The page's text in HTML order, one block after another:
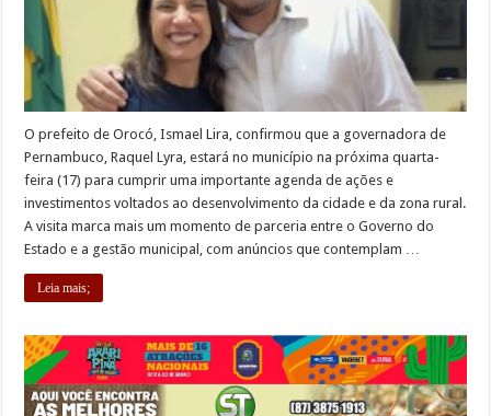
O prefeito de Orocó, Ismael Lira, confirmou que a governadora de
Pernambuco, Raquel Lyra, estará no município na próxima quarta-
feira (17) para cumprir uma importante agenda de ações e
investimentos voltados ao desenvolvimento da cidade e da zona rural.
A visita marca mais um momento de parceria entre o Governo do
Estado e a gestão municipal, com anúncios que contemplam …
Leia mais;